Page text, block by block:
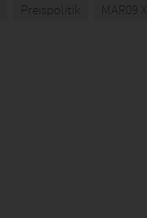
Preispolitik MAR09